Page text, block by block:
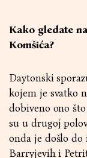
Kako gledate
Komšića?
Daytonski
kojem je svatko
dobiveno ono
su u drugoj
onda je došlo do
Barryjevih i